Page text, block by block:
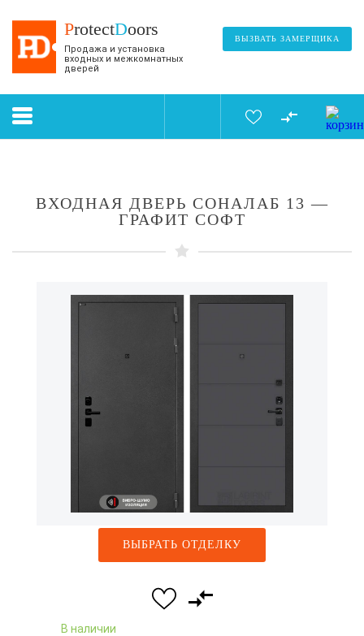
ProtectDoors
Продажа и установка
входных и межкомнатных
дверей
ВЫЗВАТЬ ЗАМЕРЩИКА
ВХОДНАЯ ДВЕРЬ СОНАЛАБ 13 —
ГРАФИТ СОФТ
ВЫБРАТЬ ОТДЕЛКУ
В наличии